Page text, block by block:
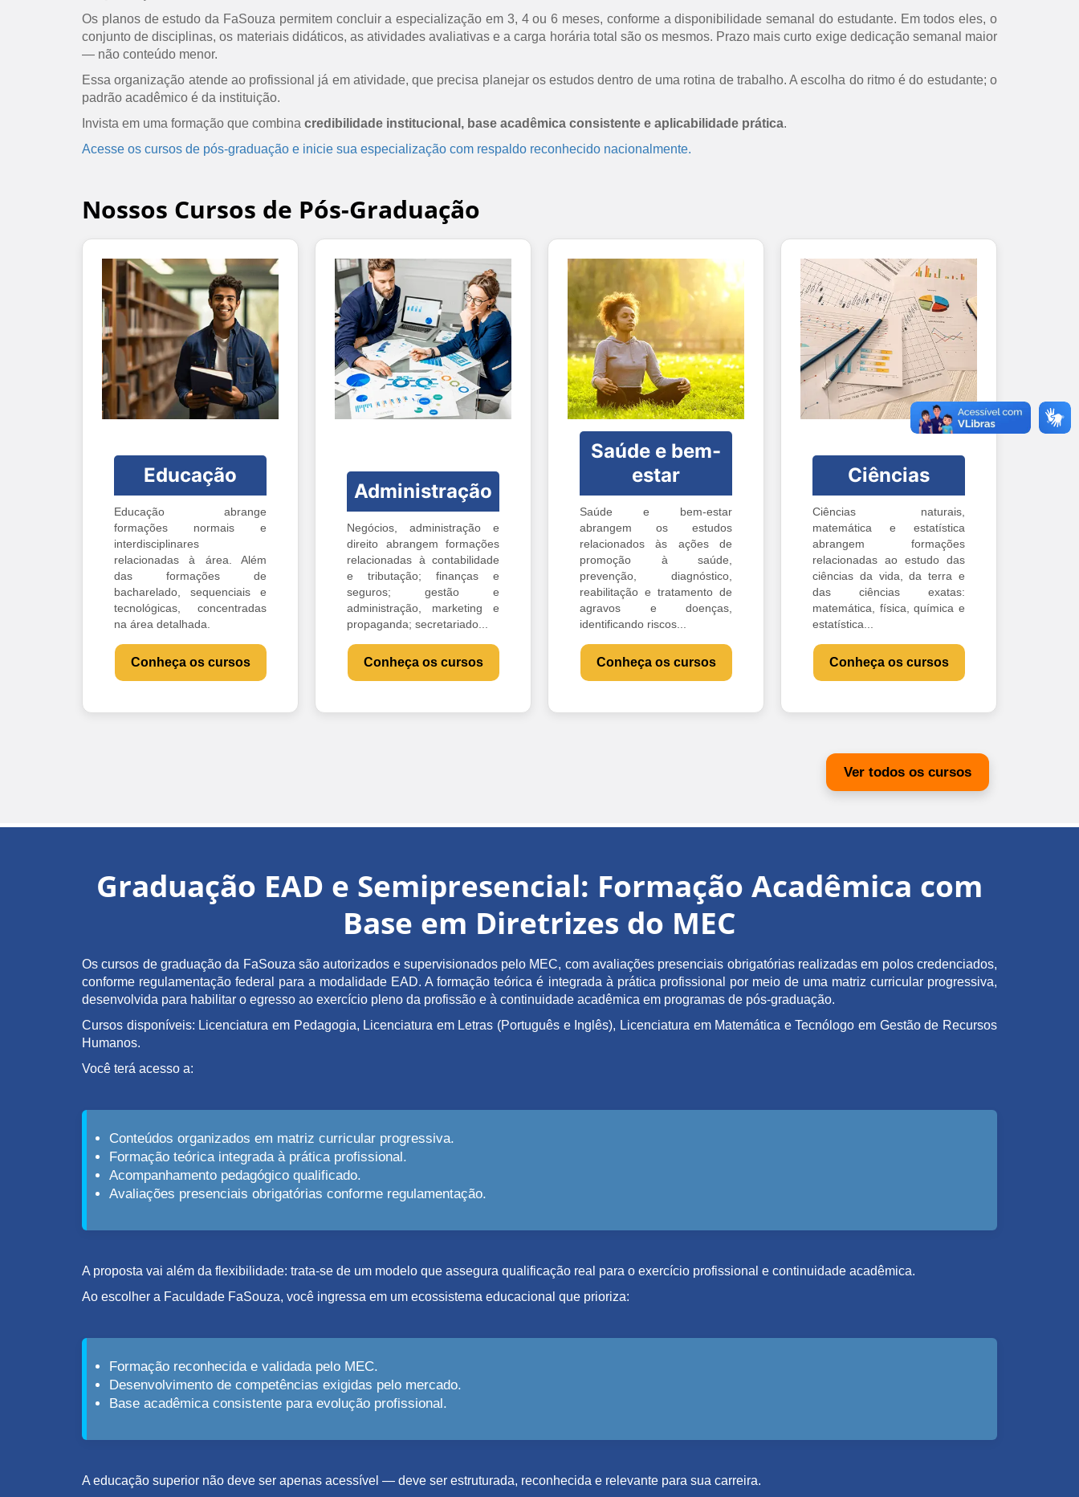
Os planos de estudo da FaSouza permitem concluir a especialização em 3, 4 ou 6 meses, conforme a disponibilidade semanal do estudante. Em todos eles, o
conjunto de disciplinas, os materiais didáticos, as atividades avaliativas e a carga horária total são os mesmos. Prazo mais curto exige dedicação semanal maior
— não conteúdo menor.
Essa organização atende ao profissional já em atividade, que precisa planejar os estudos dentro de uma rotina de trabalho. A escolha do ritmo é do estudante; o
padrão acadêmico é da instituição.
Invista em uma formação que combina credibilidade institucional, base acadêmica consistente e aplicabilidade prática.
Acesse os cursos de pós-graduação e inicie sua especialização com respaldo reconhecido nacionalmente.
Nossos Cursos de Pós-Graduação
Educação
Educação abrange
formações normais e
interdisciplinares
relacionadas à área. Além
das formações de
bacharelado, sequenciais e
tecnológicas, concentradas
na área detalhada.
Conheça os cursos
Administração
Negócios, administração e
direito abrangem formações
relacionadas à contabilidade
e tributação; finanças e
seguros; gestão e
administração, marketing e
propaganda; secretariado...
Conheça os cursos
Saúde e bem-
estar
Saúde e bem-estar
abrangem os estudos
relacionados às ações de
promoção à saúde,
prevenção, diagnóstico,
reabilitação e tratamento de
agravos e doenças,
identificando riscos...
Conheça os cursos
Ciências
Ciências naturais,
matemática e estatística
abrangem formações
relacionadas ao estudo das
ciências da vida, da terra e
das ciências exatas:
matemática, física, química e
estatística...
Conheça os cursos
Ver todos os cursos
Graduação EAD e Semipresencial: Formação Acadêmica com
Base em Diretrizes do MEC
Os cursos de graduação da FaSouza são autorizados e supervisionados pelo MEC, com avaliações presenciais obrigatórias realizadas em polos credenciados,
conforme regulamentação federal para a modalidade EAD. A formação teórica é integrada à prática profissional por meio de uma matriz curricular progressiva,
desenvolvida para habilitar o egresso ao exercício pleno da profissão e à continuidade acadêmica em programas de pós-graduação.
Cursos disponíveis: Licenciatura em Pedagogia, Licenciatura em Letras (Português e Inglês), Licenciatura em Matemática e Tecnólogo em Gestão de Recursos
Humanos.
Você terá acesso a:
Conteúdos organizados em matriz curricular progressiva.
Formação teórica integrada à prática profissional.
Acompanhamento pedagógico qualificado.
Avaliações presenciais obrigatórias conforme regulamentação.
A proposta vai além da flexibilidade: trata-se de um modelo que assegura qualificação real para o exercício profissional e continuidade acadêmica.
Ao escolher a Faculdade FaSouza, você ingressa em um ecossistema educacional que prioriza:
Formação reconhecida e validada pelo MEC.
Desenvolvimento de competências exigidas pelo mercado.
Base acadêmica consistente para evolução profissional.
A educação superior não deve ser apenas acessível — deve ser estruturada, reconhecida e relevante para sua carreira.